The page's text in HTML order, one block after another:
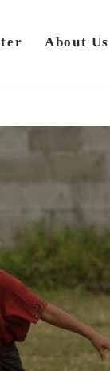
About Us